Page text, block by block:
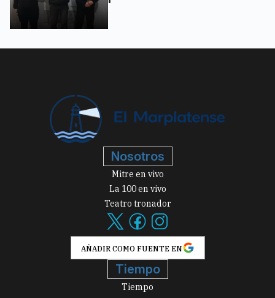
Nosotros
Mitre en vivo
La 100 en vivo
Teatro tronador
AÑADIR COMO FUENTE EN
Tiempo
Tiempo